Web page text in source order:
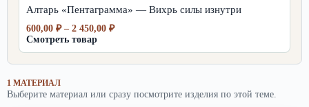
Алтарь «Пентаграмма» — Вихрь силы изнутри
600,00 ₽ – 2 450,00 ₽Диапазон
600,00 ₽
–
Смотреть товар
1 МАТЕРИАЛ
Выберите материал или сразу посмотрите изделия по этой теме.